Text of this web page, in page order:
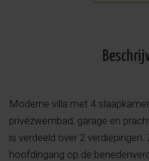
Moderne villa met 4
privézwembad, garage en
is verdeeld over 2 verdiepingen.
hoofdingang op de